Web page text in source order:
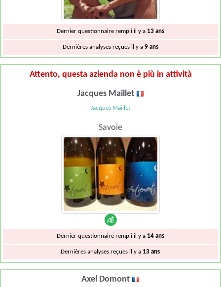
Dernier questionnaire rempli il y a 13 ans
Dernières analyses reçues il y a 9 ans
Attento, questa azienda non è più in attività
Jacques Maillet
Jacques Maillet
Savoie
Dernier questionnaire rempli il y a 14 ans
Dernières analyses reçues il y a 13 ans
Axel Domont